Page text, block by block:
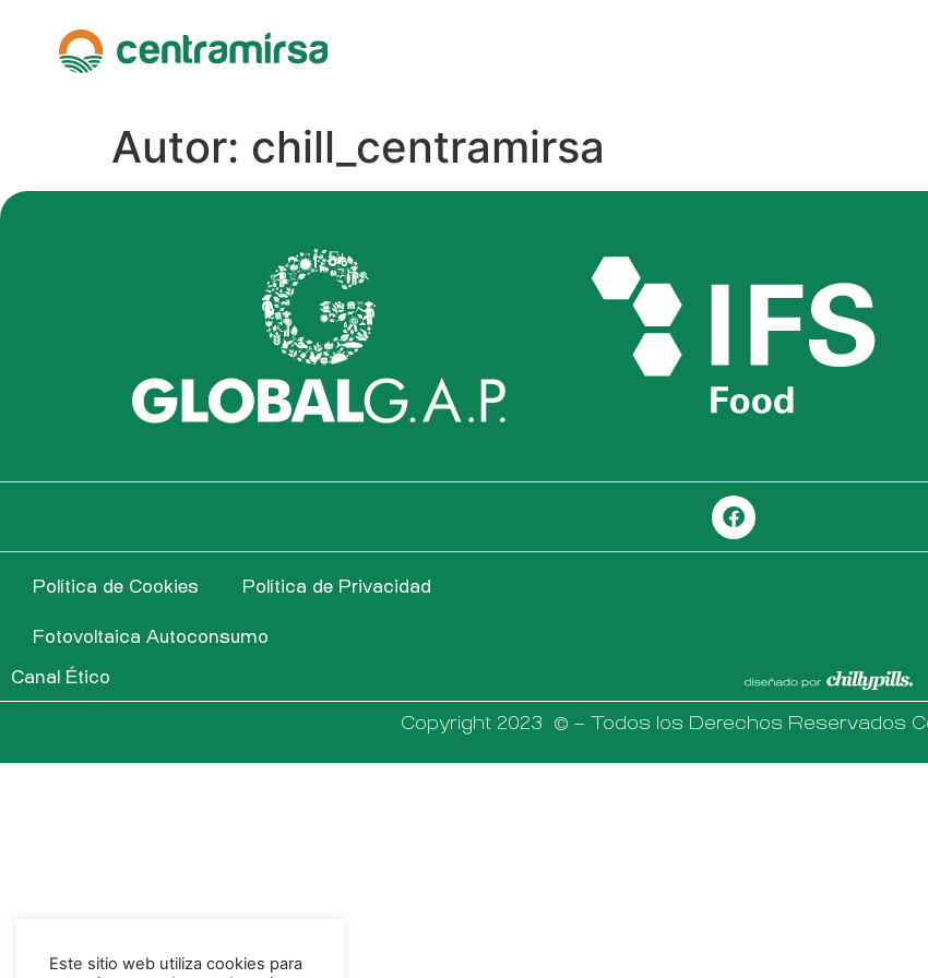
Autor: chill_centramirsa
Política de Cookies Política de Privacidad
Fotovoltaica Autoconsumo
Canal Ético
Copyright 2023 © – Todos los Derechos Reservados
Este sitio web utiliza cookies para